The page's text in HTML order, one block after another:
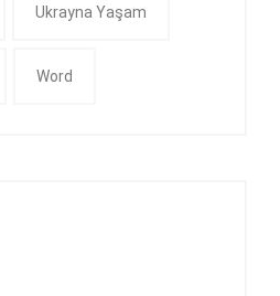
Ukrayna Yaşam
Word